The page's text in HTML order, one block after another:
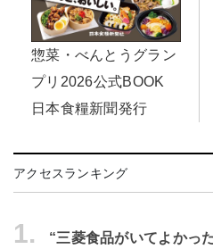
惣菜・べんとうグラン
プリ2026公式BOOK
日本食糧新聞発行
アクセスランキング
1.
“三菱食品がいてよかっ